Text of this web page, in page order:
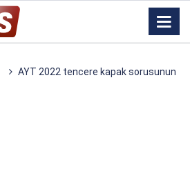
AYT 2022 tencere kapak sorusunun